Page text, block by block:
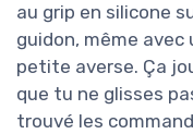
au grip en silicone
guidon, même avec
petite averse. Ça
que tu ne glisses
trouvé les